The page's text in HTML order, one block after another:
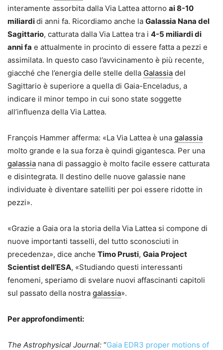
interamente assorbita dalla Via Lattea attorno ai8-10
miliardidi anni fa. Ricordiamo anche la Galassia Nana del
Sagittario, catturata dalla Via Lattea tra i 4-5 miliardi di
anni fa e attualmente in procinto di essere fatta a pezzi e
assimilata. In questo caso l’avvicinamento è più recente,
giacché che l’energia delle stelle della Galassia del
Sagittario è superiore a quella di Gaia-Enceladus, a
indicare il minor tempo in cui sono state soggette
all’influenza della Via Lattea.
François Hammer afferma: «La Via Lattea è una galassia
molto grande e la sua forza è quindi gigantesca. Per una
galassia nana di passaggio è molto facile essere catturata
e disintegrata. Il destino delle nuove galassie nane
individuate è diventare satelliti per poi essere ridotte in
pezzi».
«Grazie a Gaia ora la storia della Via Lattea si compone di
nuove importanti tasselli, del tutto sconosciuti in
precedenza», dice anche Timo Prusti, Gaia Project
Scientist dell’ESA, «Studiando questi interessanti
fenomeni, speriamo di svelare nuovi affascinanti capitoli
sul passato della nostra galassia».
Per approfondimenti:
The Astrophysical Journal: “Gaia EDR3 proper motions of